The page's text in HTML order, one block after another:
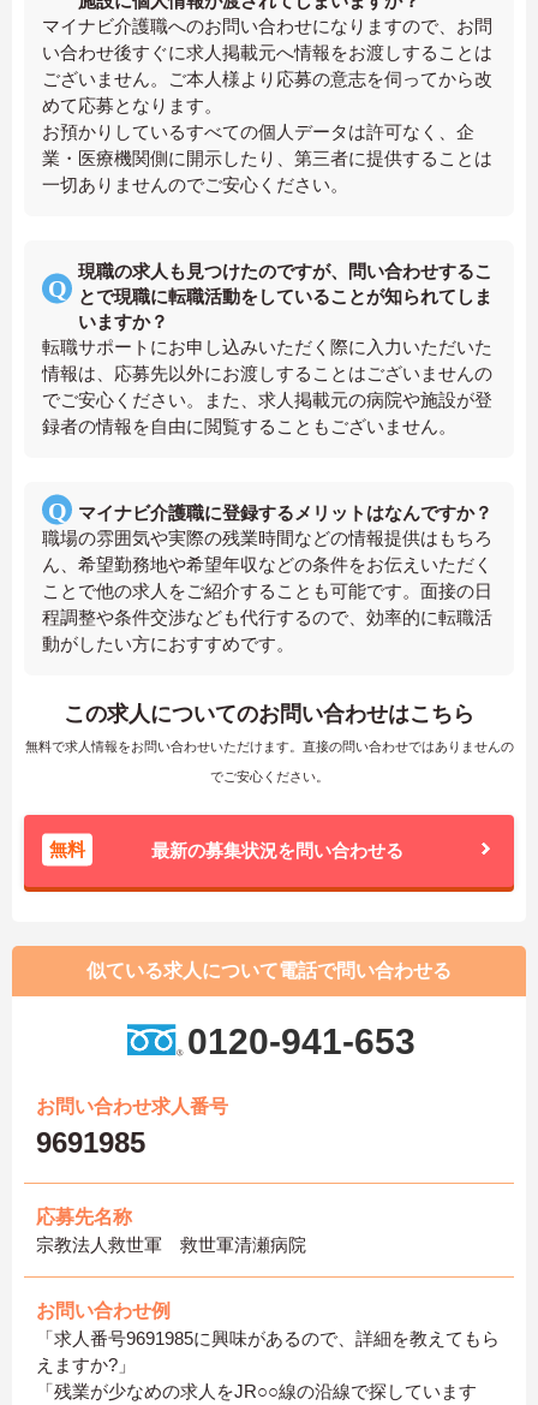
マイナビ介護職へのお問い合わせになりますので、お問
い合わせ後すぐに求人掲載元へ情報をお渡しすることは
ございません。ご本人様より応募の意志を伺ってから改
めて応募となります。
お預かりしているすべての個人データは許可なく、企
業・医療機関側に開示したり、第三者に提供することは
一切ありませんのでご安心ください。
現職の求人も見つけたのですが、問い合わせするこ
とで現職に転職活動をしていることが知られてしま
いますか？
転職サポートにお申し込みいただく際に入力いただいた
情報は、応募先以外にお渡しすることはございませんの
でご安心ください。また、求人掲載元の病院や施設が登
録者の情報を自由に閲覧することもございません。
マイナビ介護職に登録するメリットはなんですか？
職場の雰囲気や実際の残業時間などの情報提供はもちろ
ん、希望勤務地や希望年収などの条件をお伝えいただく
ことで他の求人をご紹介することも可能です。面接の日
程調整や条件交渉なども代行するので、効率的に転職活
動がしたい方におすすめです。
この求人についてのお問い合わせはこちら
無料で求人情報をお問い合わせいただけます。直接の問い合わせではありませんの
でご安心ください。
無料 最新の募集状況を問い合わせる
似ている求人について電話で問い合わせる
0120-941-653
お問い合わせ求人番号
9691985
応募先名称
宗教法人救世軍 救世軍清瀬病院
お問い合わせ例
「求人番号9691985に興味があるので、詳細を教えてもら
えますか?」
「残業が少なめの求人をJR○○線の沿線で探しています